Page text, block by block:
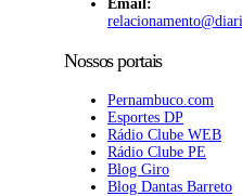
Email:
Nossos portais
Pernambuco.com
Esportes DP
Rádio Clube WEB
Rádio Clube PE
Blog Giro
Blog Dantas Barreto